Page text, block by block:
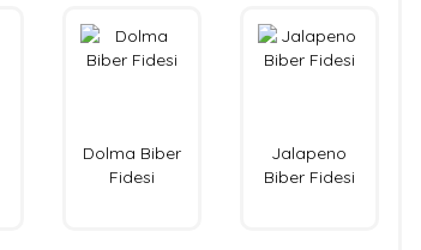
Dolma Biber
Fidesi
Jalapeno
Biber Fidesi